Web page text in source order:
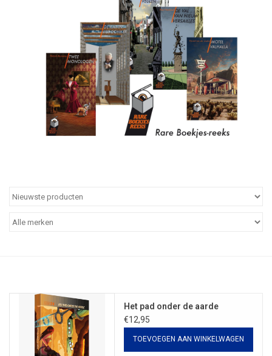
Het pad onder de aarde
€12,95
TOEVOEGEN AAN WINKELWAGEN